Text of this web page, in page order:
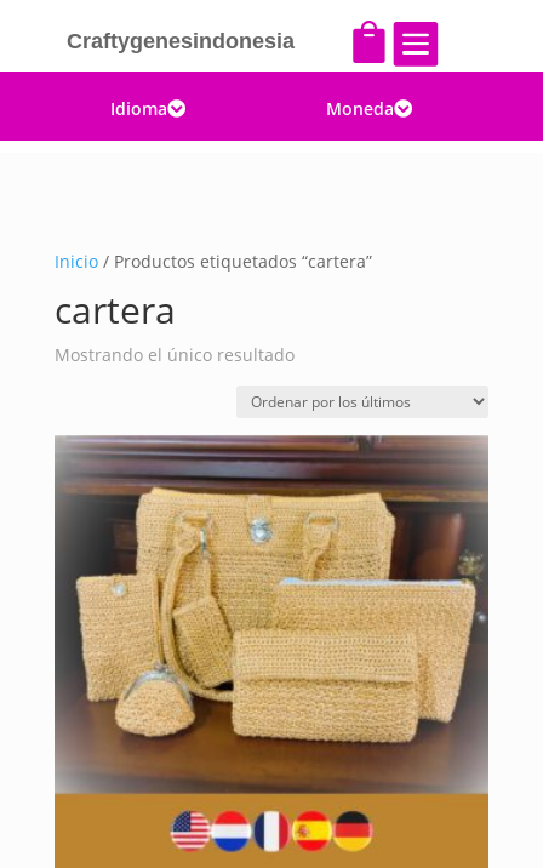
Craftygenesindonesia  
Idioma Moneda
Inicio/ Productos etiquetados “cartera”
cartera
Mostrando el único resultado